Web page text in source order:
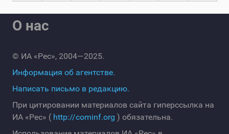
О нас
© ИА «Рес», 2004—2025.
Информация об агентстве.
Написать письмо в редакцию.
При цитировании материалов сайта гиперссылка на
ИА «Рес» ( http://cominf.org ) обязательна.